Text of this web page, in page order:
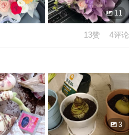
11
13赞 4评论
3